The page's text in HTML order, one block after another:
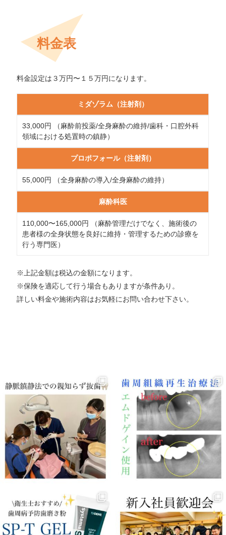
料金表
料金設定は３万円〜１５万円になります。
ミダゾラム（注射剤）
33,000円 （麻酔前投薬/全身麻酔の維持/歯科・口腔外科
領域における処置時の鎮静）
プロポフォール（注射剤）
55,000円 （全身麻酔の導入/全身麻酔の維持）
麻酔科医
110,000〜165,000円 （麻酔管理だけでなく、施術後の
患者様の全身状態を良好に維持・管理するための診療を
行う専門医）
※上記金額は税込の金額になります。
※保険を適応して行う場合もありますが条件あり。
詳しい料金や施術内容はお気軽にお問い合わせ下さい。